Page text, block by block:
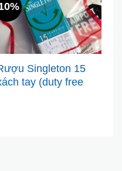
Singleton 15
tay (duty free